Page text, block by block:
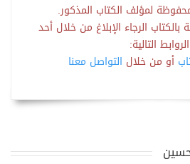
لمؤلف الكتاب المذكور.
الرجاء الإبلاغ من خلال أحد
الروابط التالية:
أو من خلال التواصل معنا